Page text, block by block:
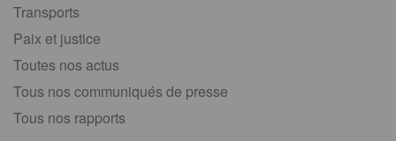
Transports
Paix et justice
Toutes nos actus
Tous nos communiqués de presse
Tous nos rapports